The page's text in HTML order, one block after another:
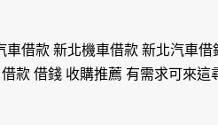
借款 新北機車借款 新北汽車
款 借錢 收購推薦 有需求可來